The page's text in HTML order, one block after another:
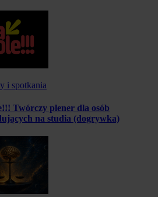
i spotkania
Twórczy plener dla osób
na studia (dogrywka)